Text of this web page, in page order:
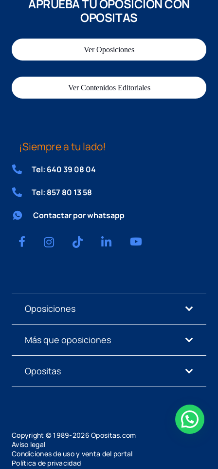
APRUEBA TU OPOSICIÓN CON
OPOSITAS
Ver Oposiciones
Ver Contenidos Editoriales
¡Siempre a tu lado!
Tel: 640 39 08 04
Tel: 857 80 13 58
Contactar por whatsapp
Oposiciones
Más que oposiciones
Opositas
Copyright © 1989-2026 Opositas.com
Aviso legal
Condiciones de uso y venta del portal
Política de privacidad